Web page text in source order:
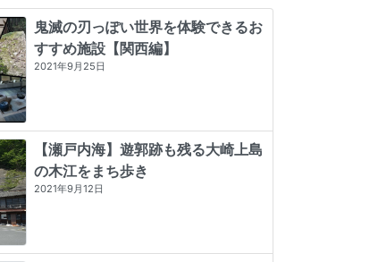
鬼滅の刃っぽい世界を体験できるお
すすめ施設【関西編】
2021年9月25日
【瀬戸内海】遊郭跡も残る大崎上島
の木江をまち歩き
2021年9月12日